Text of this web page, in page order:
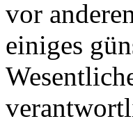
vor
einiges